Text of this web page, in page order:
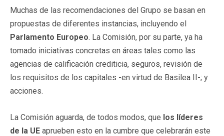
Muchas de las recomendaciones del Grupo se basan en
propuestas de diferentes instancias, incluyendo el
Parlamento Europeo. La Comisión, por su parte, ya ha
tomado iniciativas concretas en áreas tales como las
agencias de calificación crediticia, seguros, revisión de
los requisitos de los capitales -en virtud de Basilea II-; y
acciones.
La Comisión aguarda, de todos modos, que los líderes
de la UE aprueben esto en la cumbre que celebrarán este